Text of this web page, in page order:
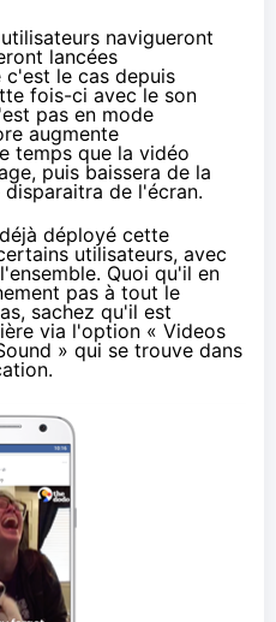
navigueront
lancées
c'est le cas depuis
fois-ci avec le son
pas en mode
augmente
temps que la vidéo
puis baissera de la
de l'écran.
déployé cette
utilisateurs, avec
Quoi qu'il en
pas à tout le
sachez qu'il est
via l'option « Videos
» qui se trouve dans